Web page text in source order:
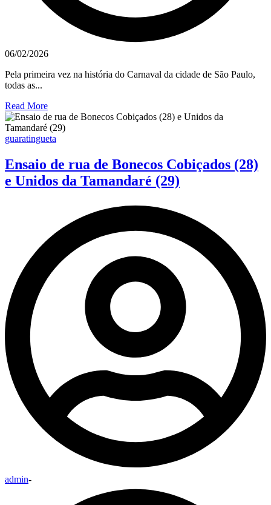
06/02/2026
Pela primeira vez na história do Carnaval da cidade de São Paulo,
todas as...
Read More
guaratingueta
Ensaio de rua de Bonecos Cobiçados (28)
e Unidos da Tamandaré (29)
admin-